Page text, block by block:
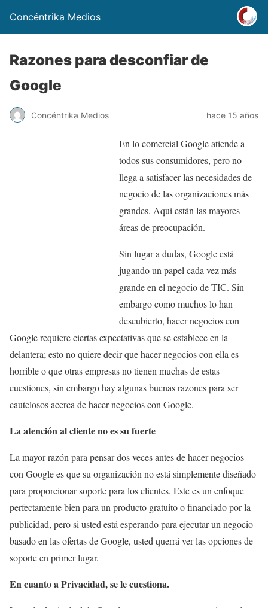
Concéntrika Medios
Razones para desconfiar de
Google
Concéntrika Medios hace 15 años
En lo comercial Google atiende a
todos sus consumidores, pero no
llega a satisfacer las necesidades de
negocio de las organizaciones más
grandes. Aquí están las mayores
áreas de preocupación.
Sin lugar a dudas, Google está
jugando un papel cada vez más
grande en el negocio de TIC. Sin
embargo como muchos lo han
descubierto, hacer negocios con
Google requiere ciertas expectativas que se establece en la
delantera; esto no quiere decir que hacer negocios con ella es
horrible o que otras empresas no tienen muchas de estas
cuestiones, sin embargo hay algunas buenas razones para ser
cautelosos acerca de hacer negocios con Google.
La atención al cliente no es su fuerte
La mayor razón para pensar dos veces antes de hacer negocios
con Google es que su organización no está simplemente diseñado
para proporcionar soporte para los clientes. Este es un enfoque
perfectamente bien para un producto gratuito o financiado por la
publicidad, pero si usted está esperando para ejecutar un negocio
basado en las ofertas de Google, usted querrá ver las opciones de
soporte en primer lugar.
En cuanto a Privacidad, se le cuestiona.